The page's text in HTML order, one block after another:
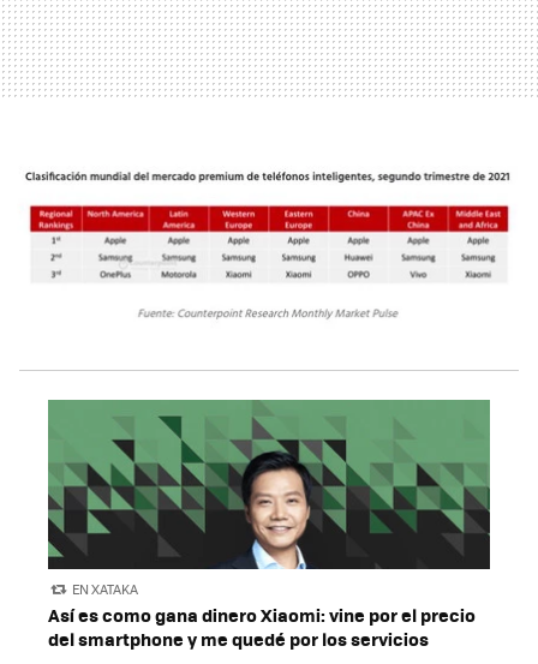
EN XATAKA
Así es como gana dinero Xiaomi: vine por el precio
del smartphone y me quedé por los servicios